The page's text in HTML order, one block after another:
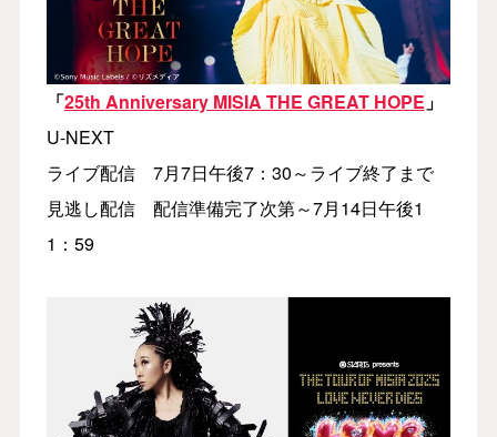
「25th Anniversary MISIA THE GREAT HOPE 」
U-NEXT
ライブ配信 7月7日午後7：30～ライブ終了まで
見逃し配信 配信準備完了次第～7月14日午後1
1：59